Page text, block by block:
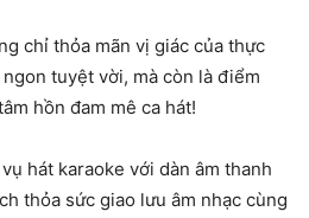
chỉ thỏa mãn vị giác của thực
tuyệt vời, mà còn là điểm
hồn đam mê ca hát!
hát karaoke với dàn âm thanh
thỏa sức giao lưu âm nhạc cùng